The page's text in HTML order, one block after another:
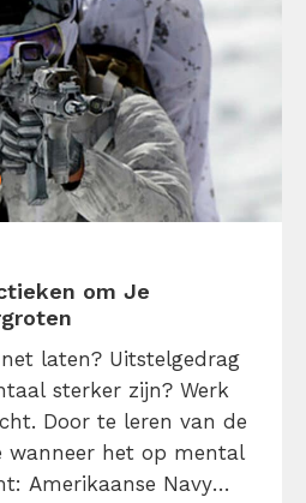
om Je
laten? Uitstelgedrag
sterker zijn? Werk
Door te leren van de
wanneer het op mental
Amerikaanse Navy